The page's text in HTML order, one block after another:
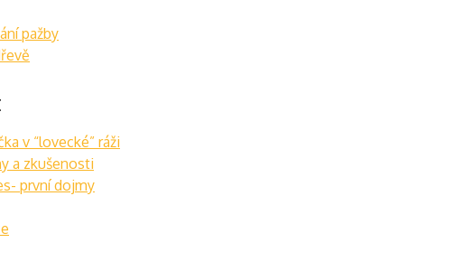
pažby
v “lovecké” ráži
a zkušenosti
první dojmy